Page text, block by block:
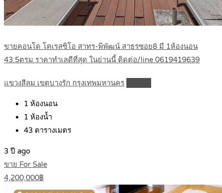
ขายคอนโด โคเรสซิโอ สาทร-พิพัฒน์ สาธรซอย8 มี 1ห้องนอน
43.5ตรม ราคาทำเลดีที่สุด ในย่านนี้ ติดต่อ/line 0619419639
แขวงสีลม เขตบางรัก กรุงเทพมหานคร
1 ห้องนอน
1 ห้องน้ำ
43 ตารางเมตร
3 ปี ago
ขาย For Sale
4,200,000฿